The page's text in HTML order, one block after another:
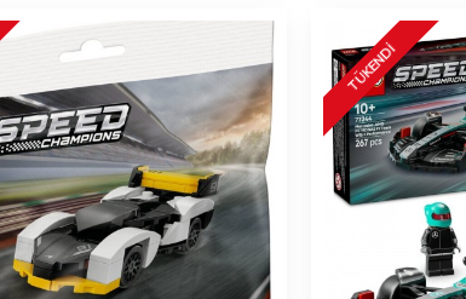
TÜKENDI